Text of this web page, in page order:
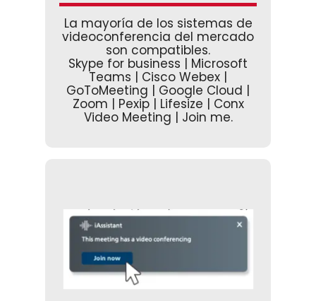
La mayoría de los sistemas de
videoconferencia del mercado
son compatibles.
Skype for business | Microsoft
Teams | Cisco Webex |
GoToMeeting | Google Cloud |
Zoom | Pexip | Lifesize | Conx
Video Meeting | Join me.